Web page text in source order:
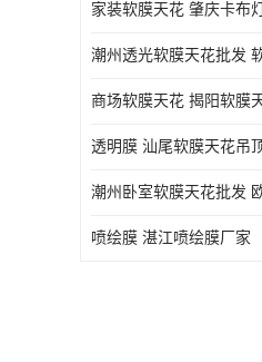
喷绘膜 湛江喷绘膜厂家